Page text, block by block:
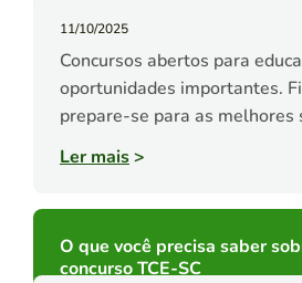
11/10/2025
Concursos abertos para
oportunidades importantes.
prepare-se para as melhores
Ler mais>
O que você precisa saber
concurso TCE-SC